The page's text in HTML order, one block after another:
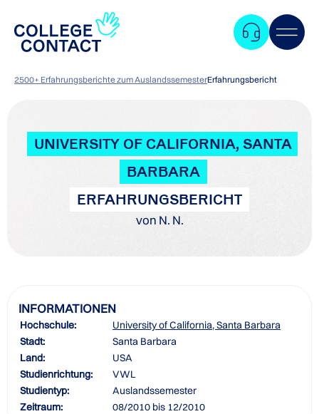
2500+ Erfahrungsberichte zum AuslandssemesterErfahrungsbericht
UNIVERSITY OF CALIFORNIA, SANTA
BARBARA
ERFAHRUNGSBERICHT
von N. N.
INFORMATIONEN
Hochschule:
University of California, Santa Barbara
Stadt:
Santa Barbara
Land:
USA
Studienrichtung:
VWL
Studientyp:
Auslandssemester
Zeitraum:
08/2010 bis 12/2010